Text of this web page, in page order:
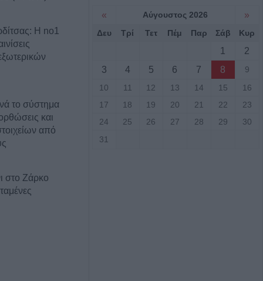
Η no1
το σύστημα
και
από
στο Ζάρκο
« Αύγουστος 2026 »
Δευ Τρί Τετ Πέμ Παρ Σάβ Κυρ
1
2
3
4 5 6 7 8
9
10
11 12 13 14 15
16
17
18 19 20 21 22
23
24
25 26 27 28 29
30
31